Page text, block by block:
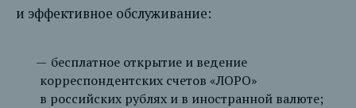
и эффективное обслуживание:
бесплатное открытие и ведение
корреспондентских счетов «ЛОРО»
в российских рублях и в иностранной валюте;